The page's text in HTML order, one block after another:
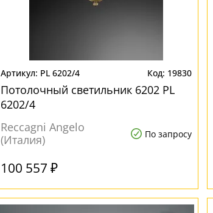
PL 6202/4 19830
Потолочный светильник 6202 PL
6202/4
Reccagni Angelo
(Италия)
По запросу
100 557 ₽